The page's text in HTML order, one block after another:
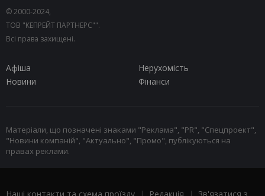
© 2000-2024,
ТОВ "КЕПРЕЙТ ПАРТНЕРС"".
Всі права захищені.
Афіша
Нерухомість
Новини
Фінанси
Матеріали, що позначені знаками "Реклама", "PR", "Спецпроект",
"Новини компаній", "Актуально", "Промо", публікуються на
правах реклами.
Наші контакти та схема проїзду | Редакція | Зв'язатися з